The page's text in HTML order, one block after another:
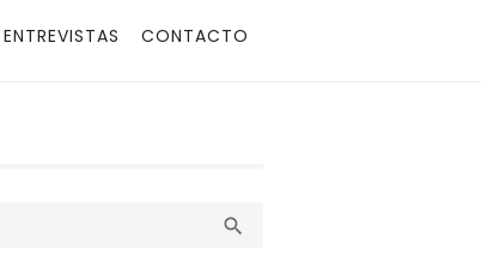
ENTREVISTAS CONTACTO
